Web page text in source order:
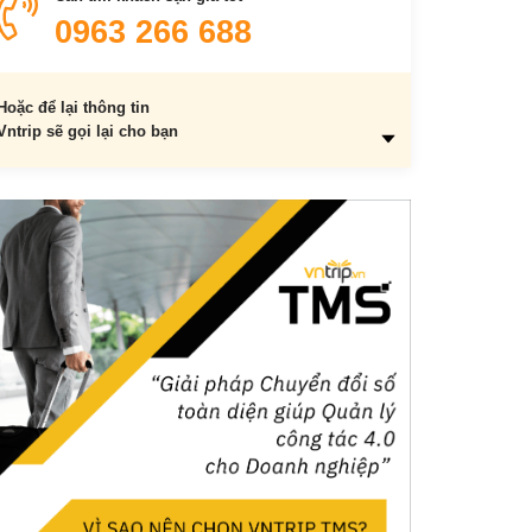
9. Rạp chiếu phim
10. Khu ẩm thực Sài Gòn
0963 266 688
để lại thông tin
sẽ gọi lại cho bạn